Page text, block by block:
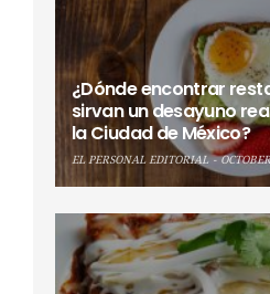
¿Dónde encontrar
sirvan un desayuno
la Ciudad de México?
EL PERSONAL EDITORIAL